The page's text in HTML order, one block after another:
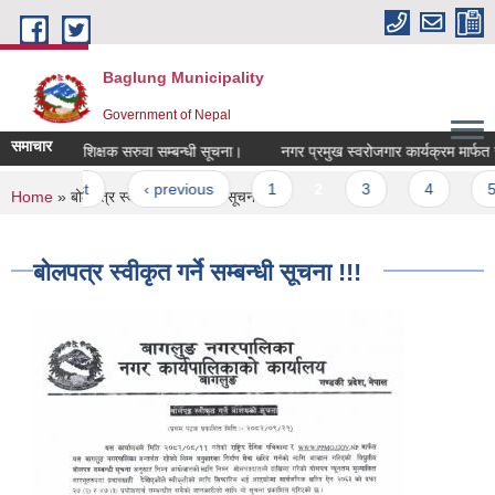
Skip to main content
Baglung Municipality
Government of Nepal
समाचारपदमा शिक्षक सरुवा सम्बन्धी सूचना। नगर प्रमुख स्वरोजगार कार्यक्रम मार्फत
‹ previous 1
You are here
Home » बोलपत्र स्वीकृत गर्ने सम्बन्धी सूचना !!!
बोलपत्र स्वीकृत गर्ने सम्बन्धी सूचना !!!